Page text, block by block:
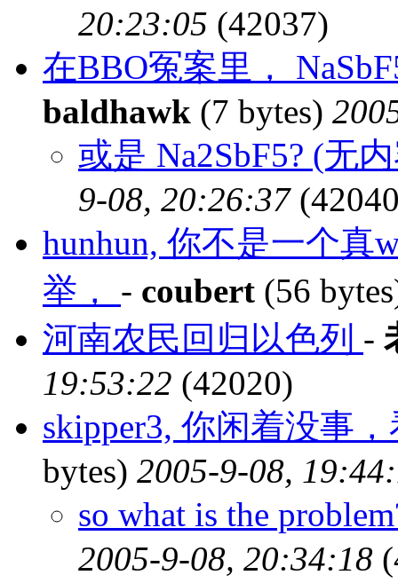
20:23:05 (42037)
在BBO冤案里，
baldhawk (7 bytes)
或是 Na2SbF5? (无
9-08, 20:26:37
hunhun, 你不是一个真
举， - coubert (56
河南农民回归以色列 -
19:53:22 (42020)
skipper3, 你闲着没事
bytes) 2005-9-08,
so what is the
2005-9-08, 20:34:18